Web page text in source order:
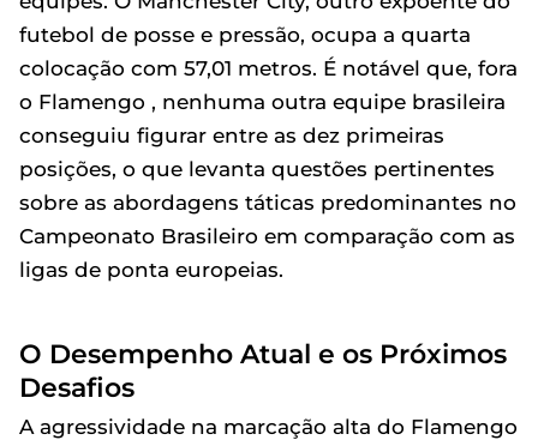
futebol de posse e pressão, ocupa a quarta
colocação com 57,01 metros. É notável que, fora
o Flamengo , nenhuma outra equipe brasileira
conseguiu figurar entre as dez primeiras
posições, o que levanta questões pertinentes
sobre as abordagens táticas predominantes no
Campeonato Brasileiro em comparação com as
ligas de ponta europeias.
O Desempenho Atual e os Próximos
Desafios
A agressividade na marcação alta do Flamengo